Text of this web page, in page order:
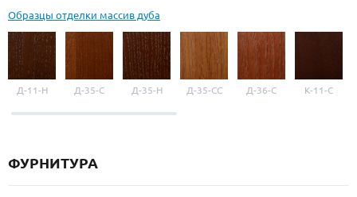
Образцы отделки массив дуба
Д-11-Н Д-35-С Д-35-Н Д-35-СС Д-36-С К-11-С
ФУРНИТУРА